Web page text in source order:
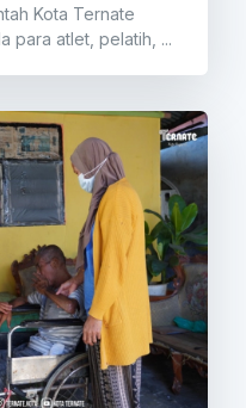
Kota Ternate
para atlet, pelatih, ...